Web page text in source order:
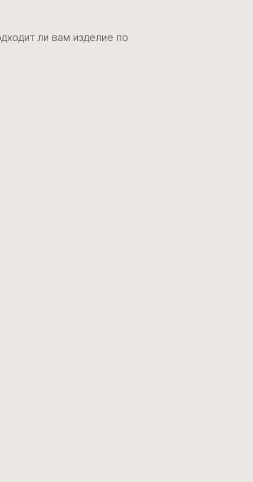
ли вам изделие по